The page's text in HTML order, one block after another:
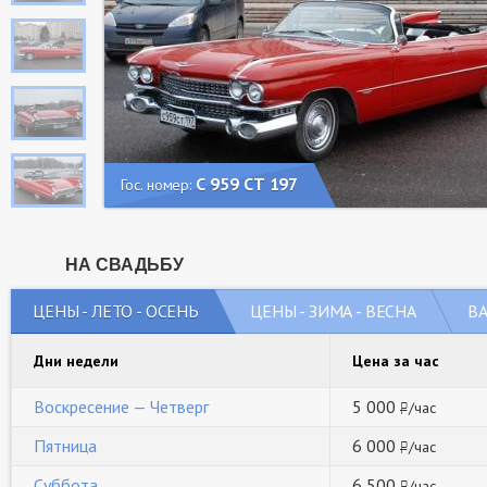
Гос. номер: С 959 СТ 197
НА СВАДЬБУ
ЦЕНЫ - ЛЕТО - ОСЕНЬ ЦЕНЫ - ЗИМА - ВЕСНА
Дни недели Цена за час
Воскресение — Четверг 5 000 /час
Пятница 6 000 /час